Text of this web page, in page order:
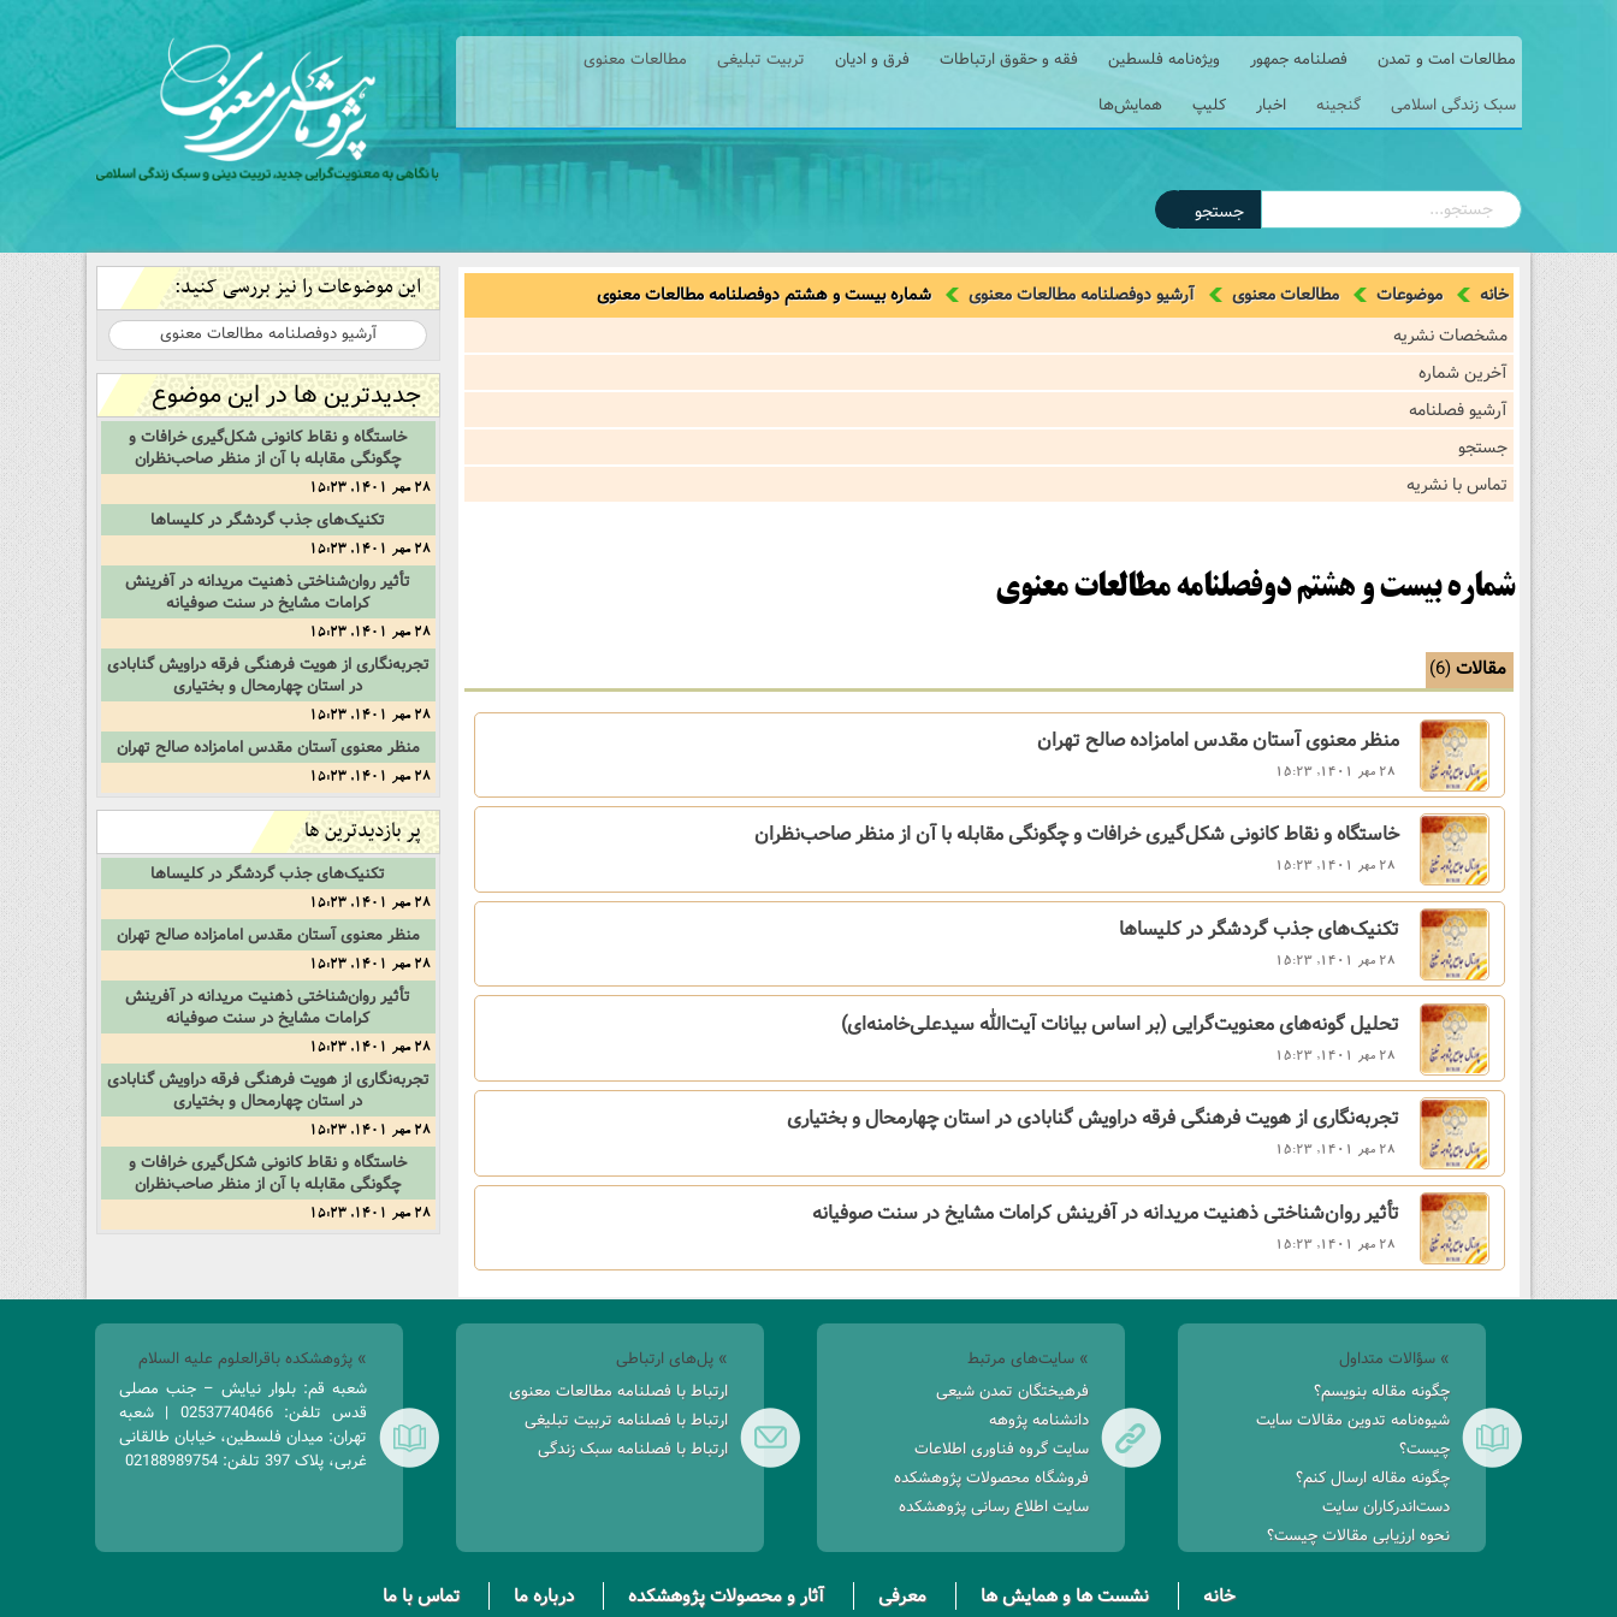
مطالعات امت و تمدن فصلنامه جمهور ویژه‌نامه فلسطین فقه و حقوق ارتباطات فرق و ادیان تربیت تبلیغی
مطالعات معنوی
سبک زندگی اسلامی
گنجینه اخبار کلیپ همایش‌ها
جستجو
خانه موضوعات مطالعات معنوی آرشیو دوفصلنامه مطالعات معنوی
شماره بیست و هشتم دوفصلنامه مطالعات معنوی
مشخصات نشریه
آخرین شماره
آرشیو فصلنامه
جستجو
تماس با نشریه
شماره بیست و هشتم دوفصلنامه مطالعات معنوی
مقالات(6)
منظر‌ معنوی‌ آستان‌ مقدس‌ امامزاده‌ صالح‌ تهران
28 مهر 1401, 15:23
خاستگاه‌ و‌ نقاط‌ کانونی‌ شکل‌گیری‌ خرافات‌ و‌ چگونگی‌ مقابله‌ با‌ آن‌ از‌ منظر‌ صاحب‌نظران
28 مهر 1401, 15:23
تکنیک‌های‌ جذب‌ گردشگر‌ در‌ کلیساها
28 مهر 1401, 15:23
تحلیل‌ گونه‌های‌ معنویت‌گرایی‌ (بر‌ اساس‌ بیانات‌ آیت‌الله‌ سیدعلی‌خامنه‌ای)
28 مهر 1401, 15:23
تجربه‌نگاری‌ از‌ هویت‌ فرهنگی‌ فرقه‌ دراویش‌ گنابادی‌ در‌ استان‌ چهارمحال‌ و‌ بختیاری
28 مهر 1401, 15:23
تأثیر‌ روان‌شناختی‌ ذهنیت‌ مریدانه‌ در‌ آفرینش‌ کرامات‌ مشایخ‌ در‌ سنت‌ صوفیانه
28 مهر 1401, 15:23
این موضوعات را نیز بررسی کنید:
آرشیو دوفصلنامه مطالعات معنوی
جدیدترین ها در این موضوع
خاستگاه‌ و‌ نقاط‌ کانونی‌ شکل‌گیری‌ خرافات‌ و‌
چگونگی‌ مقابله‌ با‌ آن‌ از‌ منظر‌ صاحب‌نظران
28 مهر 1401, 15:23
تکنیک‌های‌ جذب‌ گردشگر‌ در‌ کلیساها
28 مهر 1401, 15:23
تأثیر‌ روان‌شناختی‌ ذهنیت‌ مریدانه‌ در‌ آفرینش‌
کرامات‌ مشایخ‌ در‌ سنت‌ صوفیانه
28 مهر 1401, 15:23
تجربه‌نگاری‌ از‌ هویت‌ فرهنگی‌ فرقه‌ دراویش‌ گنابادی‌
در‌ استان‌ چهارمحال‌ و‌ بختیاری
28 مهر 1401, 15:23
منظر‌ معنوی‌ آستان‌ مقدس‌ امامزاده‌ صالح‌ تهران
28 مهر 1401, 15:23
پر بازدیدترین ها
تکنیک‌های‌ جذب‌ گردشگر‌ در‌ کلیساها
28 مهر 1401, 15:23
منظر‌ معنوی‌ آستان‌ مقدس‌ امامزاده‌ صالح‌ تهران
28 مهر 1401, 15:23
تأثیر‌ روان‌شناختی‌ ذهنیت‌ مریدانه‌ در‌ آفرینش‌
کرامات‌ مشایخ‌ در‌ سنت‌ صوفیانه
28 مهر 1401, 15:23
تجربه‌نگاری‌ از‌ هویت‌ فرهنگی‌ فرقه‌ دراویش‌ گنابادی‌
در‌ استان‌ چهارمحال‌ و‌ بختیاری
28 مهر 1401, 15:23
خاستگاه‌ و‌ نقاط‌ کانونی‌ شکل‌گیری‌ خرافات‌ و‌
چگونگی‌ مقابله‌ با‌ آن‌ از‌ منظر‌ صاحب‌نظران
28 مهر 1401, 15:23
» سؤالات متداول
چگونه مقاله بنویسم؟
شیوه‌نامه تدوین مقالات سایت
چیست؟
چگونه مقاله ارسال کنم؟
دست‌اندرکاران سایت
نحوه ارزیابی مقالات چیست؟
» سایت‌های مرتبط
فرهیختگان تمدن شیعی
دانشنامه پژوهه
سایت گروه فناوری اطلاعات
فروشگاه محصولات پژوهشکده
سایت اطلاع رسانی پژوهشکده
» پل‌های ارتباطی
ارتباط با فصلنامه مطالعات معنوی
ارتباط با فصلنامه تربیت تبلیغی
ارتباط با فصلنامه سبک زندگی
» پژوهشکده باقرالعلوم علیه السلام
شعبه قم: بلوار نیایش – جنب مصلی
قدس تلفن: 02537740466 | شعبه
تهران: میدان فلسطین، خیابان طالقانی
غربی، پلاک 397 تلفن: 02188989754
خانه نشست ها و همایش ها معرفی آثار و محصولات پژوهشکده درباره ما تماس با ما